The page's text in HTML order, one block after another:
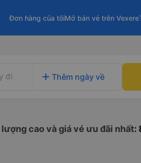
Đơn hàng của tôiMở bán vé trên Vexere
đi add Thêm ngày về
cao và giá vé ưu đãi nhất: